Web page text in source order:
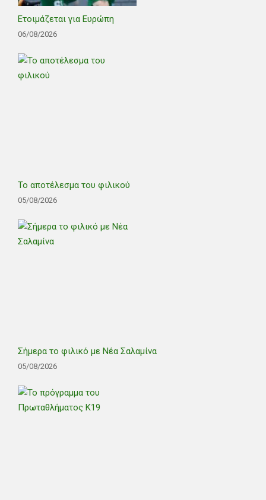
Ετοιμάζεται για Ευρώπη
06/08/2026
Το αποτέλεσμα του φιλικού
05/08/2026
Σήμερα το φιλικό με Νέα Σαλαμίνα
05/08/2026